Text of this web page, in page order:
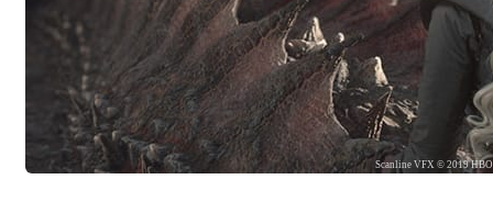
Scanline VFX © 2019 HBO